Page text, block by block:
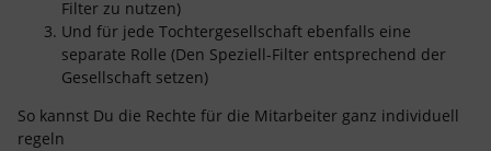
Filter zu nutzen)
Und für jede Tochtergesellschaft ebenfalls eine
separate Rolle (Den Speziell-Filter entsprechend der
Gesellschaft setzen)
So kannst Du die Rechte für die Mitarbeiter ganz individuell
regeln